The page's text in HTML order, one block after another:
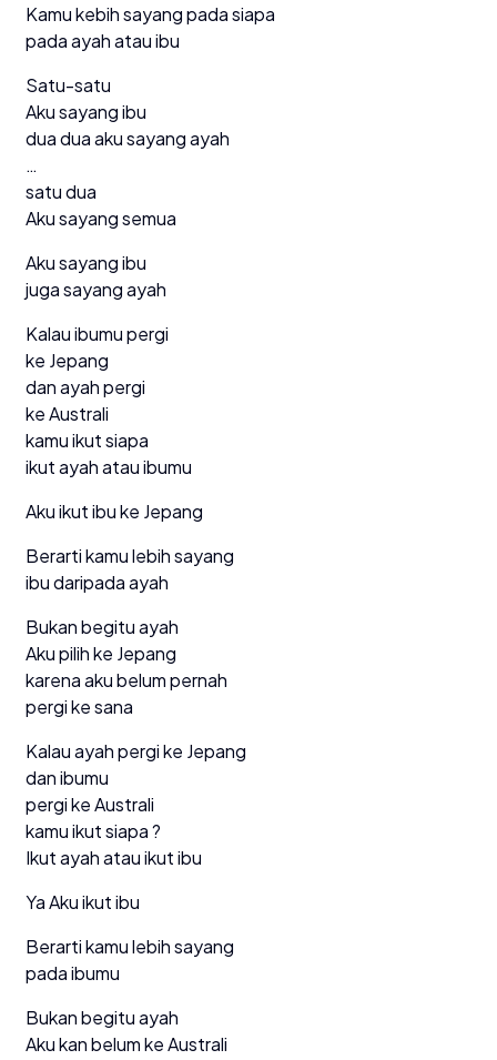
Kamu kebih sayang pada siapa
pada ayah atau ibu
Satu-satu
Aku sayang ibu
dua dua aku sayang ayah
…
satu dua
Aku sayang semua
Aku sayang ibu
juga sayang ayah
Kalau ibumu pergi
ke Jepang
dan ayah pergi
ke Australi
kamu ikut siapa
ikut ayah atau ibumu
Aku ikut ibu ke Jepang
Berarti kamu lebih sayang
ibu daripada ayah
Bukan begitu ayah
Aku pilih ke Jepang
karena aku belum pernah
pergi ke sana
Kalau ayah pergi ke Jepang
dan ibumu
pergi ke Australi
kamu ikut siapa ?
Ikut ayah atau ikut ibu
Ya Aku ikut ibu
Berarti kamu lebih sayang
pada ibumu
Bukan begitu ayah
Aku kan belum ke Australi